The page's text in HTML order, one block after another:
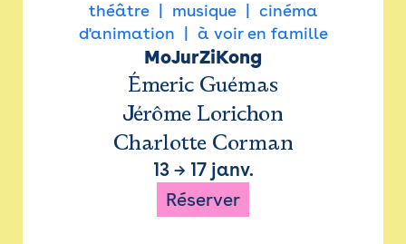
théâtre musique
cinéma
d'animation
à voir en famille
MoJurZiKong
Émeric Guémas
Jérôme Lorichon
Charlotte Corman
13→ 17 janv.
Réserver